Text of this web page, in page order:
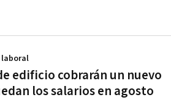
edificio cobrarán un nuevo
los salarios en agosto
laboral